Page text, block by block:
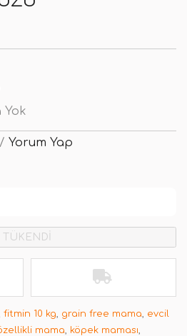
Yok
/ Yorum Yap
TÜKENDİ
fitmin 10 kg, grain free mama, evcil
mama, köpek maması,